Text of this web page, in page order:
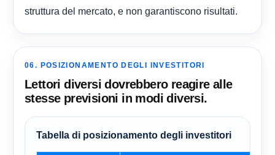
struttura del mercato, e non garantiscono risultati.
06. POSIZIONAMENTO DEGLI INVESTITORI
Lettori diversi dovrebbero reagire alle
stesse previsioni in modi diversi.
Tabella di posizionamento degli investitori